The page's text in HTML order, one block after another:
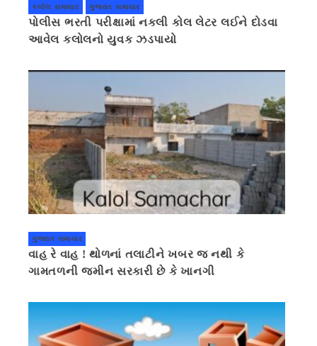
કલોલ સમાચાર ગુજરાત સમાચાર
પોલીસ ભરતી પરીક્ષામાં નકલી કોલ લેટર લઈને દોડવા
આવેલ કલોલનો યુવક ઝડપાયો
ગુજરાત સમાચાર
વાહ રે વાહ ! થોળનાં તલાટીને ખબર જ નથી કે
ગામતળની જમીન સરકારી છે કે ખાનગી